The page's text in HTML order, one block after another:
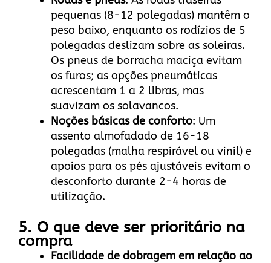
pequenas (8-12 polegadas) mantêm o
peso baixo, enquanto os rodízios de 5
polegadas deslizam sobre as soleiras.
Os pneus de borracha maciça evitam
os furos; as opções pneumáticas
acrescentam 1 a 2 libras, mas
suavizam os solavancos.
Noções básicas de conforto: Um
assento almofadado de 16-18
polegadas (malha respirável ou vinil) e
apoios para os pés ajustáveis evitam o
desconforto durante 2-4 horas de
utilização.
5. O que deve ser prioritário na
compra
Facilidade de dobragem em relação ao